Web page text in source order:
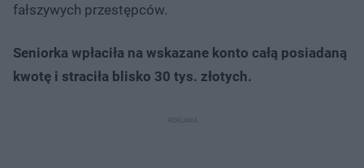
fałszywych przestępców.
Seniorka wpłaciła na wskazane konto całą posiadaną
kwotę i straciła blisko 30 tys. złotych.